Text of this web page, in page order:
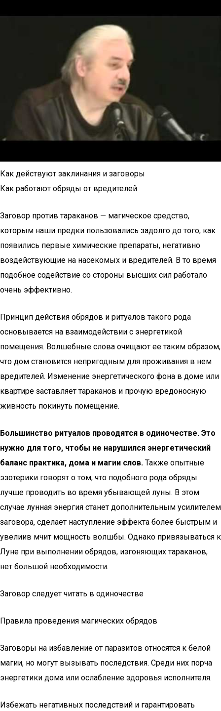
Как действуют заклинания и заговоры
Как работают обряды от вредителей
Заговор против тараканов — магическое средство,
которым наши предки пользовались задолго до того, как
появились первые химические препараты, негативно
воздействующие на насекомых и вредителей. В то время
подобное содействие со стороны высших сил работало
очень эффективно.
Принцип действия обрядов и ритуалов такого рода
основывается на взаимодействии с энергетикой
помещения. Волшебные слова очищают ее таким образом,
что дом становится непригодным для проживания в нем
вредителей. Изменение энергетического фона в доме или
квартире заставляет тараканов и прочую вредоносную
живность покинуть помещение.
Большинство ритуалов проводятся в одиночестве. Это
нужно для того, чтобы не нарушился энергетический
баланс практика, дома и магии слов. Также опытные
эзотерики говорят о том, что подобного рода обряды
лучше проводить во время убывающей луны. В этом
случае лунная энергия станет дополнительным усилителем
заговора, сделает наступление эффекта более быстрым и
увелиив мчит мощность волшбы. Однако привязываться к
Луне при выполнении обрядов, изгоняющих тараканов,
нет большой необходимости.
Заговор следует читать в одиночестве
Правила проведения магических обрядов
Заговоры на избавление от паразитов относятся к белой
магии, но могут вызывать последствия. Среди них порча
энергетики дома или ослабление здоровья исполнителя.
Избежать негативных последствий и гарантировать